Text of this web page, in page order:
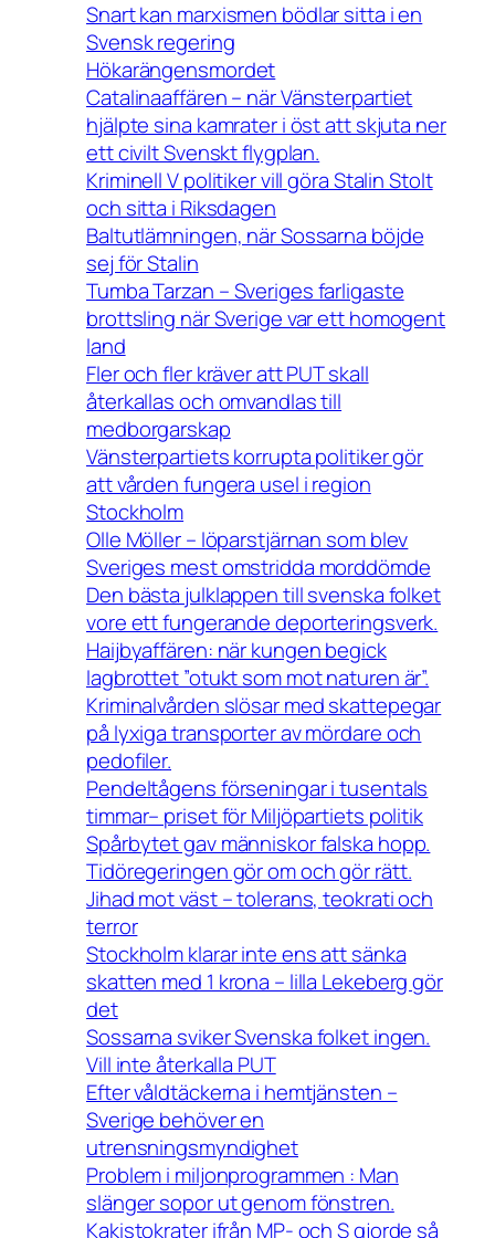
Snart kan marxismen bödlar sitta i en
Svensk regering
Hökarängensmordet
Catalinaaffären – när Vänsterpartiet
hjälpte sina kamrater i öst att skjuta ner
ett civilt Svenskt flygplan.
Kriminell V politiker vill göra Stalin Stolt
och sitta i Riksdagen
Baltutlämningen, när Sossarna böjde
sej för Stalin
Tumba Tarzan – Sveriges farligaste
brottsling när Sverige var ett homogent
land
Fler och fler kräver att PUT skall
återkallas och omvandlas till
medborgarskap
Vänsterpartiets korrupta politiker gör
att vården fungera usel i region
Stockholm
Olle Möller – löparstjärnan som blev
Sveriges mest omstridda morddömde
Den bästa julklappen till svenska folket
vore ett fungerande deporteringsverk.
Haijbyaffären: när kungen begick
lagbrottet ”otukt som mot naturen är”.
Kriminalvården slösar med skattepegar
på lyxiga transporter av mördare och
pedofiler.
Pendeltågens förseningar i tusentals
timmar– priset för Miljöpartiets politik
Spårbytet gav människor falska hopp.
Tidöregeringen gör om och gör rätt.
Jihad mot väst – tolerans, teokrati och
terror
Stockholm klarar inte ens att sänka
skatten med 1 krona – lilla Lekeberg gör
det
Sossarna sviker Svenska folket ingen.
Vill inte återkalla PUT
Efter våldtäckerna i hemtjänsten –
Sverige behöver en
utrensningsmyndighet
Problem i miljonprogrammen : Man
slänger sopor ut genom fönstren.
Kakistokrater ifrån MP- och S gjorde så